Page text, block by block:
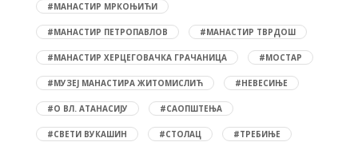
#МАНАСТИР МРКОЊИЋИ
#МАНАСТИР ПЕТРОПАВЛОВ #МАНАСТИР ТВРДОШ
#МАНАСТИР ХЕРЦЕГОВАЧКА ГРАЧАНИЦА #МОСТАР
#МУЗЕЈ МАНАСТИРА ЖИТОМИСЛИЋ #НЕВЕСИЊЕ
#О ВЛ. АТАНАСИЈУ #САОПШТЕЊА
#СВЕТИ ВУКАШИН #СТОЛАЦ #ТРЕБИЊЕ